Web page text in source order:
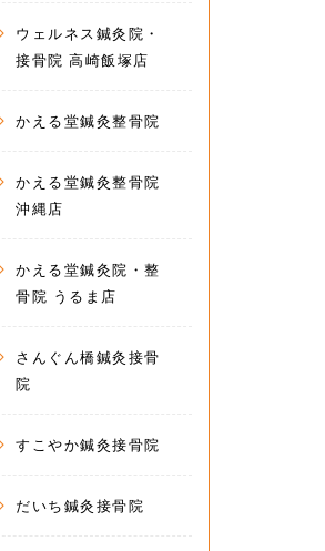
ウェルネス鍼灸院・
接骨院 高崎飯塚店
かえる堂鍼灸整骨院
かえる堂鍼灸整骨院
沖縄店
かえる堂鍼灸院・整
骨院 うるま店
さんぐん橋鍼灸接骨
院
すこやか鍼灸接骨院
だいち鍼灸接骨院